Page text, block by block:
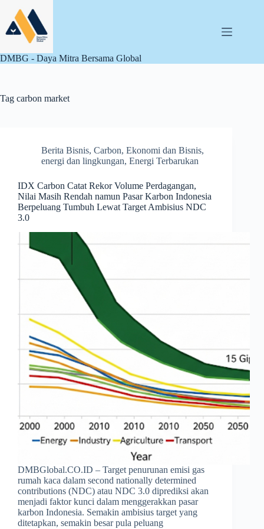
content
DMBG - Daya Mitra Bersama Global
Tag carbon market
Berita Bisnis, Carbon, Ekonomi dan Bisnis,
energi dan lingkungan, Energi Terbarukan
IDX Carbon Catat Rekor Volume Perdagangan,
Nilai Masih Rendah namun Pasar Karbon Indonesia
Berpeluang Tumbuh Lewat Target Ambisius NDC
3.0
DMBGlobal.CO.ID – Target penurunan emisi gas
rumah kaca dalam second nationally determined
contributions (NDC) atau NDC 3.0 diprediksi akan
menjadi faktor kunci dalam menggerakkan pasar
karbon Indonesia. Semakin ambisius target yang
ditetapkan, semakin besar pula peluang